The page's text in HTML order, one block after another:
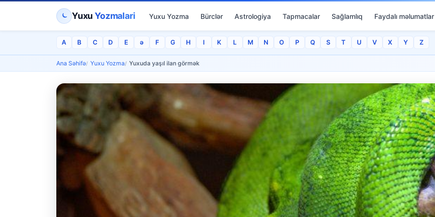
YuxuYozmalari Yuxu Yozma Bürclər Astrologiya Tapmacalar Sağlamlıq Faydalı məlumatlar
A B C D E ə F G H I K L M N O P Q S T U V X Y Z
Ana Səhifə Yuxu Yozma Yuxuda yaşıl ilan görmək